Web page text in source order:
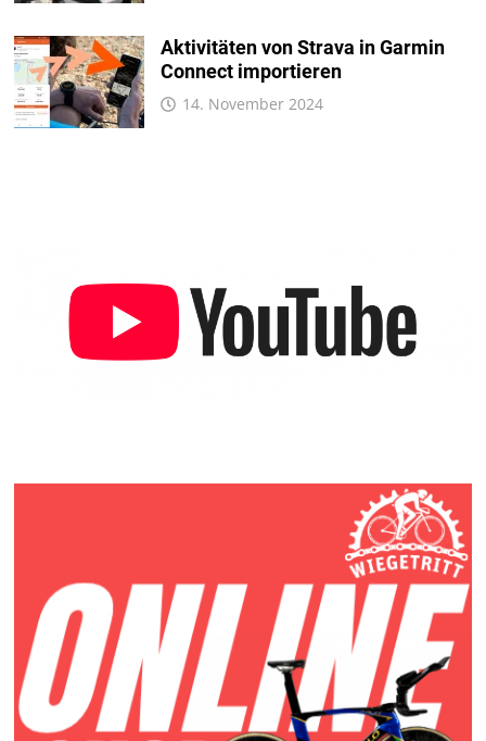
Aktivitäten von Strava in Garmin
Connect importieren
14. November 2024